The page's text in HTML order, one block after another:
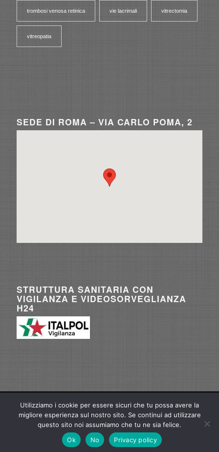
trombosi venosa retinica vie lacrimali vitrectomia
vitreopatia
SEDE DI ROMA – VIA CARLO POMA, 2
STRUTTURA SANITARIA CON
VIGILANZA E VIDEOSORVEGLIANZA
H24
© Copyright - Gamma Medica S.r.l. |federicogarzione@gmail.com| P.IVA/C.F.
07409481004 | Web Project Manager Marco Perticarà
Privacy Policy Cookie Policy
Sede di Roma
Utilizziamo i cookie per essere sicuri che tu possa avere la
migliore esperienza sul nostro sito. Se continui ad utilizzare
questo sito noi assumiamo che tu ne sia felice.
Ok
No Privacy policy